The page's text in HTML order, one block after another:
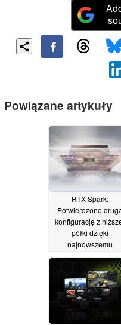
Powiązane artykuły
RTX Spark:
Potwierdzono
konfigurację z
półki dzięki
najnowszemu
22/07/